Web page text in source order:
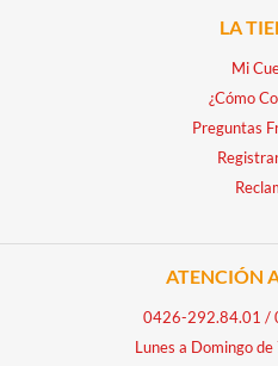
LA
Mi
¿Cómo
Preguntas
ATENCIÓN
0426-292.84.01 /
Lunes a Domingo